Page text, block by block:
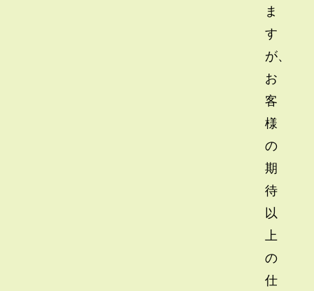
ま
す
が、
お
客
様
の
期
待
以
上
の
仕